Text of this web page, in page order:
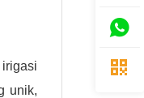
unik,

